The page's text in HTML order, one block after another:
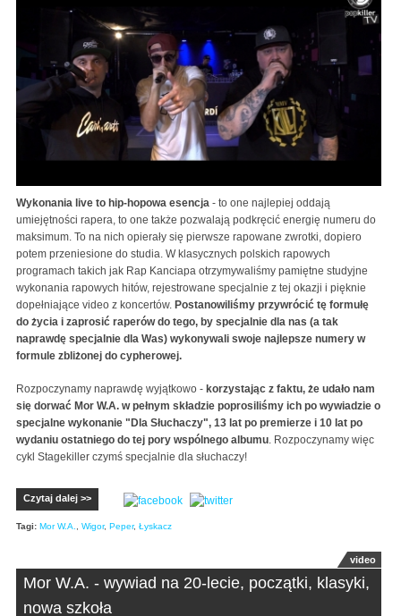
Wykonania live to hip-hopowa esencja - to one najlepiej oddają
umiejętności rapera, to one także pozwalają podkręcić energię numeru do
maksimum. To na nich opierały się pierwsze rapowane zwrotki, dopiero
potem przeniesione do studia. W klasycznych polskich rapowych
programach takich jak Rap Kanciapa otrzymywaliśmy pamiętne studyjne
wykonania rapowych hitów, rejestrowane specjalnie z tej okazji i pięknie
dopełniające video z koncertów. Postanowiliśmy przywrócić tę formułę
do życia i zaprosić raperów do tego, by specjalnie dla nas (a tak
naprawdę specjalnie dla Was) wykonywali swoje najlepsze numery w
formule zbliżonej do cypherowej.
Rozpoczynamy naprawdę wyjątkowo - korzystając z faktu, że udało nam
się dorwać Mor W.A. w pełnym składzie poprosiliśmy ich po wywiadzie o
specjalne wykonanie "Dla Słuchaczy", 13 lat po premierze i 10 lat po
wydaniu ostatniego do tej pory wspólnego albumu. Rozpoczynamy więc
cykl Stagekiller czymś specjalnie dla słuchaczy!
Czytaj dalej >>
Tagi: Mor W.A., Wigor, Peper, Łyskacz
video
Mor W.A. - wywiad na 20-lecie, początki, klasyki,
nowa szkoła